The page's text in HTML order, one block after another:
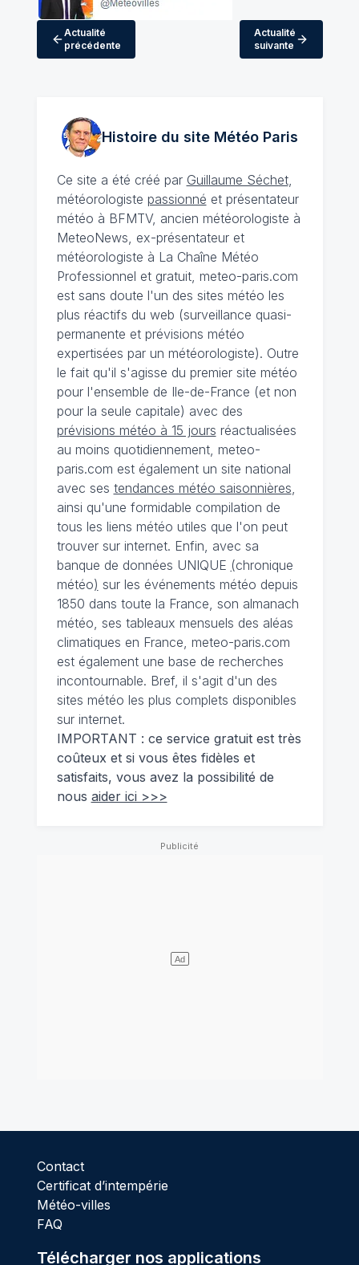
Actualité
précédente
Actualité
suivante
Histoire du site MétéoParis
Ce site a été créé par Guillaume Séchet,
météorologiste passionné et présentateur
météo à BFMTV, ancien météorologiste à
MeteoNews, ex-présentateur et
météorologiste à La Chaîne Météo
Professionnel et gratuit, meteo-paris.com
est sans doute l'un des sites météo les
plus réactifs du web (surveillance quasi-
permanente et prévisions météo
expertisées par un météorologiste). Outre
le fait qu'il s'agisse du premier site météo
pour l'ensemble de Ile-de-France (et non
pour la seule capitale) avec des
prévisions météo à 15 jours réactualisées
au moins quotidiennement, meteo-
paris.com est également un site national
avec ses tendances météo saisonnières
ainsi qu'une formidable compilation de
tous les liens météo utiles que l'on peut
trouver sur internet. Enfin, avec sa
banque de données UNIQUE (chronique
météo) sur les événements météo depuis
1850 dans toute la France, son almanach
météo, ses tableaux mensuels des aléas
climatiques en France, meteo-paris.com
est également une base de recherches
incontournable. Bref, il s'agit d'un des
sites météo les plus complets disponibles
sur internet.
IMPORTANT : ce service gratuit est très
coûteux et si vous êtes fidèles et
satisfaits, vous avez la possibilité de
nous aider ici >>>
Contact
Certificat d’intempérie
Météo-villes
FAQ
Télécharger nos applications